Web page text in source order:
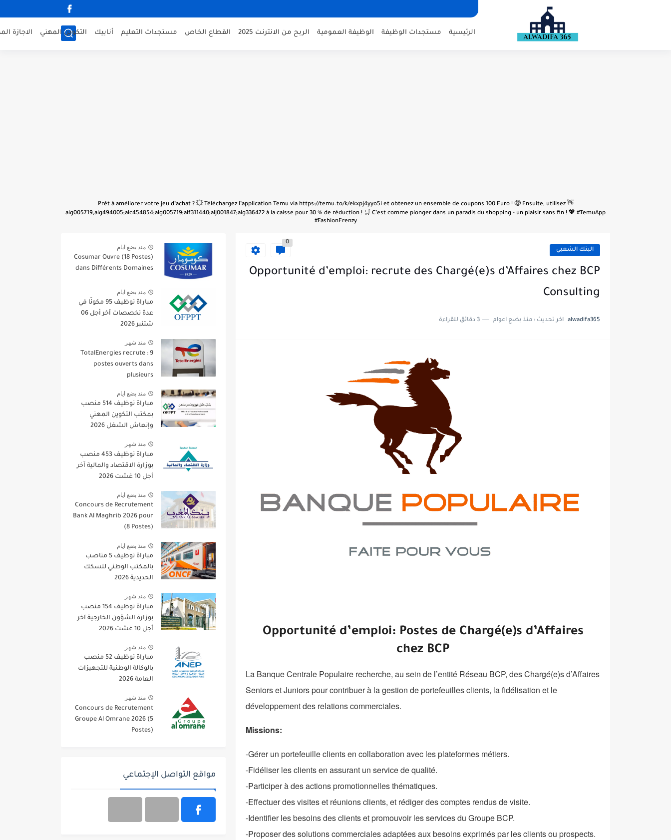
الرئيسية مستجدات الوظيفة الوظيفة العمومية الربح من الانترنت 2025 القطاع الخاص مستجدات التعليم أنابيك التكوين المهني الاجازة
👋 Prêt à améliorer votre jeu d’achat ? 💥 Téléchargez l’application Temu via https://temu.to/k/ekxpj4yyo5i et obtenez un ensemble de coupons 100 Euro ! 🤑 Ensuite, utilisez
alg005719,alg494005;alc454854;alg005719;alf311440;alj001847;alg336472 à la caisse pour 30 % de réduction ! 🛒 C’est comme plonger dans un paradis du shopping - un plaisir sans fin ! 💖 #TemuApp
#FashionFrenzy
البنك الشعبي
0
Opportunité d’emploi: recrute des Chargé(e)s d’Affaires chez BCP
Consulting
alwadifa365 اخر تحديث : منذ بضع اعوام 3 دقائق للقراءة
Opportunité d’emploi: Postes de Chargé(e)s d’Affaires
chez BCP
La Banque Centrale Populaire recherche, au sein de l’entité Réseau BCP, des Chargé(e)s d’Affaires
Seniors et Juniors pour contribuer à la gestion de portefeuilles clients, la fidélisation et le
développement des relations commerciales.
Missions:
-Gérer un portefeuille clients en collaboration avec les plateformes métiers.
-Fidéliser les clients en assurant un service de qualité.
-Participer à des actions promotionnelles thématiques.
-Effectuer des visites et réunions clients, et rédiger des comptes rendus de visite.
-Identifier les besoins des clients et promouvoir les services du Groupe BCP.
-Proposer des solutions commerciales adaptées aux besoins exprimés par les clients ou prospects.
منذ بضع ايام
Cosumar Ouvre (18 Postes)
dans Différents Domaines
منذ بضع ايام
مباراة توظيف 95 مكونًا في
عدة تخصصات آخر أجل 06
شتنبر 2026
منذ شهر
TotalEnergies recrute : 9
postes ouverts dans
plusieurs
منذ بضع ايام
مباراة توظيف 514 منصب
بمكتب التكوين المهني
وإنعاش الشغل 2026
منذ شهر
مباراة توظيف 453 منصب
بوزارة الاقتصاد والمالية آخر
أجل 10 غشت 2026
منذ بضع ايام
Concours de Recrutement
Bank Al Maghrib 2026 pour
(8 Postes)
منذ بضع ايام
مباراة توظيف 5 مناصب
بالمكتب الوطني للسكك
الحديدية 2026
منذ شهر
مباراة توظيف 154 منصب
بوزارة الشؤون الخارجية آخر
أجل 10 غشت 2026
منذ شهر
مباراة توظيف 52 منصب
بالوكالة الوطنية للتجهيزات
العامة 2026
منذ شهر
Concours de Recrutement
Groupe Al Omrane 2026 (5
Postes)
مواقع التواصل الإجتماعي